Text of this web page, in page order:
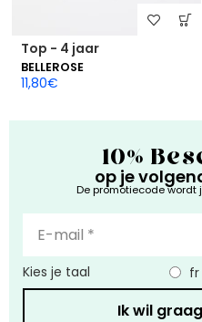
Top - 4 jaar
BELLEROSE
11,80€
10%
op je
De promotiecode
Kies je taal fr
Ik wil